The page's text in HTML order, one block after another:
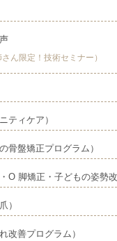
ん限定！技術セミナー）
ティケア）
骨盤矯正プログラム）
O 脚矯正・子どもの姿勢改
）
改善プログラム）